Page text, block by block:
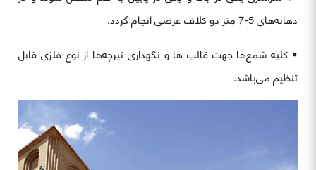
دهانه‌های 5-7 متر دو کلاف عرضی انجام گردد.
• کلیه شمع‌ها جهت قالب ها و نگهداری تیرچه‌ها از نوع فلزی قابل
تنظیم می‌باشد.